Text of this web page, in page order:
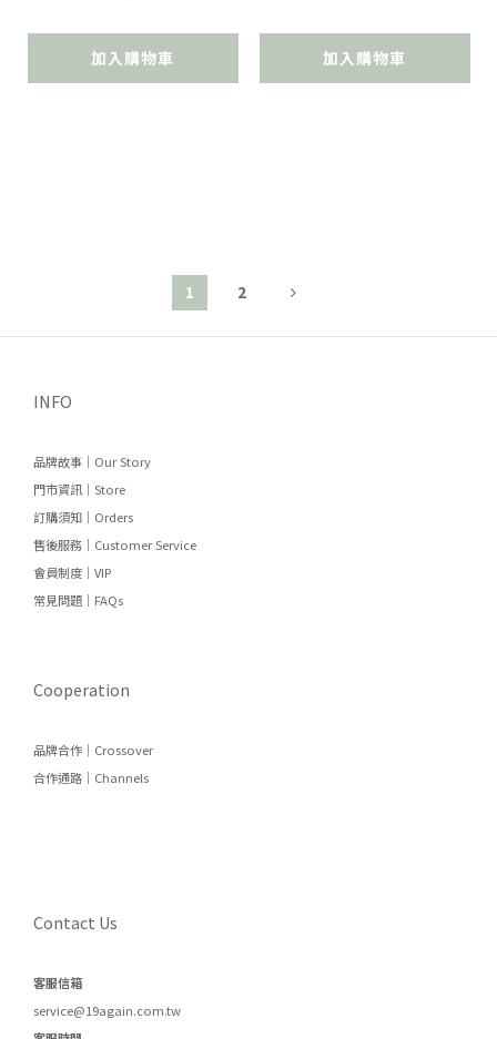
加入購物車 加入購物車
1 2
INFO
品牌故事｜Our Story
門市資訊｜Store
訂購須知｜Orders
售後服務｜Customer Service
會員制度｜VIP
常見問題｜FAQs
Cooperation
品牌合作｜Crossover
合作通路｜Channels
Contact Us
客服信箱
service@19again.com.tw